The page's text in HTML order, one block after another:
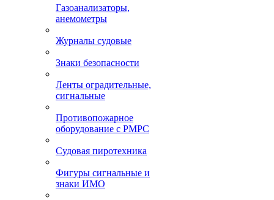
Газоанализаторы,
анемометры
Журналы судовые
Знаки безопасности
Ленты оградительные,
сигнальные
Противопожарное
оборудование с РМРС
Судовая пиротехника
Фигуры сигнальные и
знаки ИМО